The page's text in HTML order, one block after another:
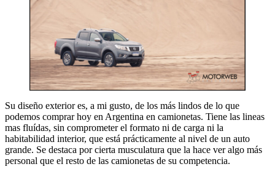
Su diseño exterior es, a mi gusto, de los más lindos de lo que
podemos comprar hoy en Argentina en camionetas. Tiene las lineas
mas fluídas, sin comprometer el formato ni de carga ni la
habitabilidad interior, que está prácticamente al nivel de un auto
grande. Se destaca por cierta musculatura que la hace ver algo más
personal que el resto de las camionetas de su competencia.